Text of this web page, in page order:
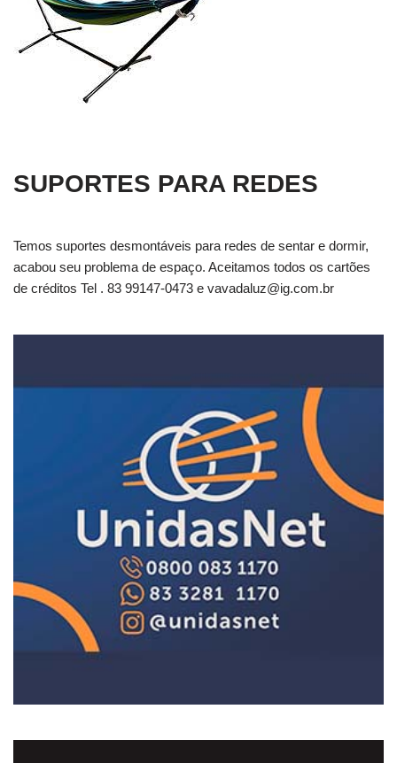
SUPORTES PARA REDES
Temos suportes desmontáveis para redes de sentar e dormir,
acabou seu problema de espaço. Aceitamos todos os cartões
de créditos Tel . 83 99147-0473 e vavadaluz@ig.com.br